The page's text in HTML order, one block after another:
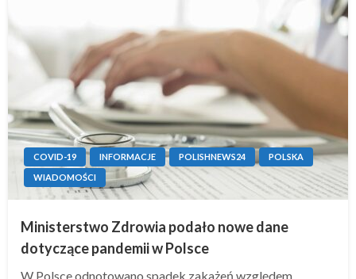
COVID-19 INFORMACJE POLISHNEWS24
POLSKA
WIADOMOŚCI
Ministerstwo Zdrowia podało nowe dane
dotyczące pandemii w Polsce
W Polsce odnotowano spadek zakażeń względem